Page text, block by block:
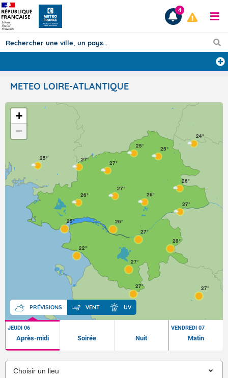
Prévisions
TOUS LES RÉSULTATS
Articles
4
METEO LOIRE-ATLANTIQUE
PRÉVISIONS VENT UV
27°
27°
25°
27°
27° 27°
27°
26°
26°
22°
25° 27°
24°
26°
24°
26°
25°
27°
25°
28°
+
−
JEUDI 06
Après-midi Soirée Nuit
VENDREDI 07
Matin